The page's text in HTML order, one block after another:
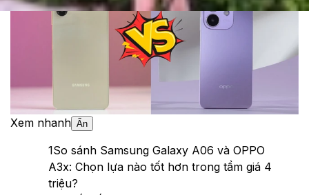
Xem nhanh Ẩn
1So sánh Samsung Galaxy A06 và OPPO
A3x: Chọn lựa nào tốt hơn trong tầm giá 4
triệu?